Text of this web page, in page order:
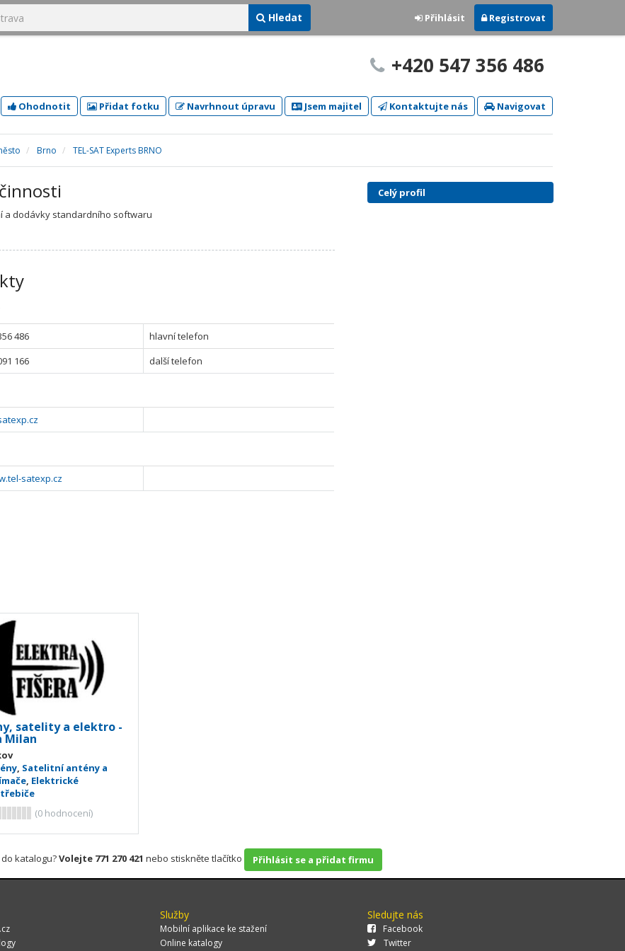
Hledat Přihlásit Registrovat
+420 547 356 486
Ohodnotit Přidat fotku Navrhnout úpravu Jsem majitel Kontaktujte nás Navigovat
Brno TEL-SAT Experts BRNO
a dodávky standardního softwaru
486
hlavní telefon
166
další telefon
satexp.cz
Celý profil
satelity a elektro -
Milan
, Satelitní antény a
, Elektrické
(0hodnocení)
katalogu?Volejte 771 270 421 nebo stiskněte tlačítko Přihlásit se a přidat firmu
Služby
Mobilní aplikace ke stažení
Online katalogy
Sledujte nás
Facebook
Twitter